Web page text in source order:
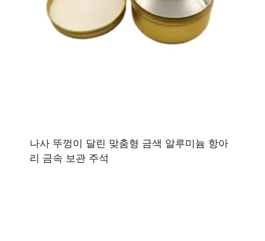
나사 뚜껑이 달린 맞춤형 금색 알루미늄 항아
리 금속 보관 주석